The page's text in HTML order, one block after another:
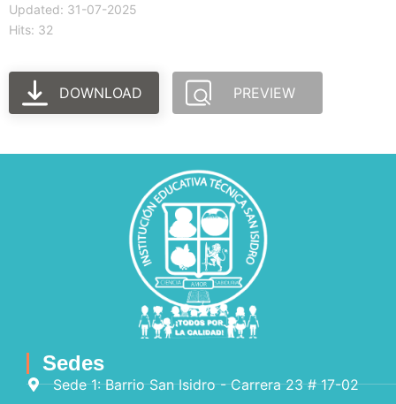
Updated: 31-07-2025
Hits: 32
DOWNLOAD PREVIEW
Sedes
Sede 1: Barrio San Isidro - Carrera 23 # 17-02